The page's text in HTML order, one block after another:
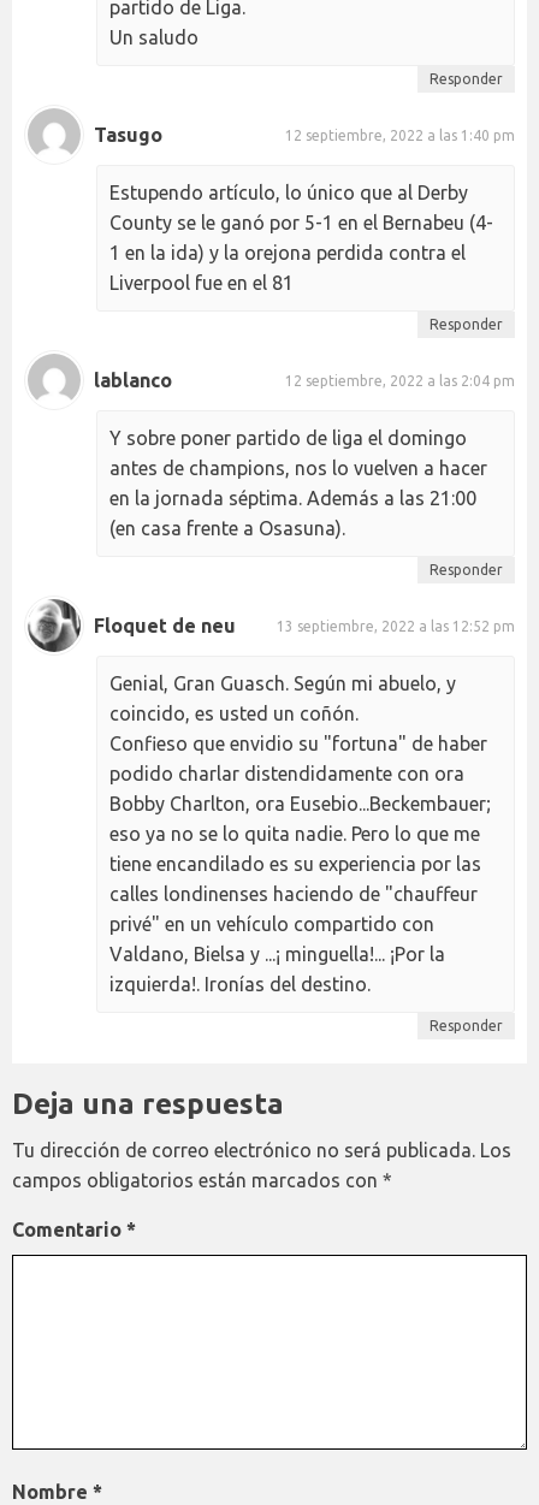
partido de Liga.
Un saludo
Responder
Tasugo 12 septiembre, 2022 a las 1:40 pm
Estupendo artículo, lo único que al Derby
County se le ganó por 5-1 en el Bernabeu (4-
1 en la ida) y la orejona perdida contra el
Liverpool fue en el 81
Responder
lablanco 12 septiembre, 2022 a las 2:04 pm
Y sobre poner partido de liga el domingo
antes de champions, nos lo vuelven a hacer
en la jornada séptima. Además a las 21:00
(en casa frente a Osasuna).
Responder
Floquet de neu 13 septiembre, 2022 a las 12:52 pm
Genial, Gran Guasch. Según mi abuelo, y
coincido, es usted un coñón.
Confieso que envidio su "fortuna" de haber
podido charlar distendidamente con ora
Bobby Charlton, ora Eusebio...Beckembauer;
eso ya no se lo quita nadie. Pero lo que me
tiene encandilado es su experiencia por las
calles londinenses haciendo de "chauffeur
privé" en un vehículo compartido con
Valdano, Bielsa y ...¡ minguella!... ¡Por la
izquierda!. Ironías del destino.
Responder
Deja una respuesta
Tu dirección de correo electrónico no será publicada. Los
campos obligatorios están marcados con *
Comentario *
Nombre *